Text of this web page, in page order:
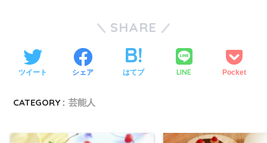
SHARE
ツイート シェア はてブ LINE Pocket
CATEGORY : 芸能人